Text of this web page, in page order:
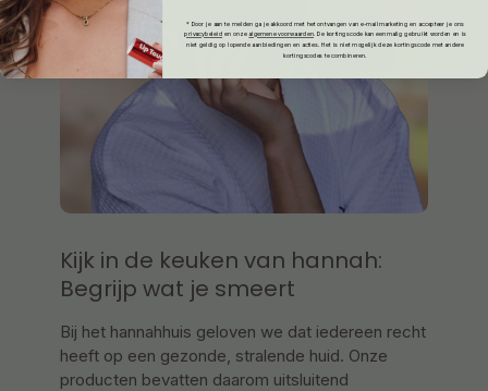
Kijk in de keuken van hannah:
Begrijp wat je smeert
Bij het hannahhuis geloven we dat iedereen recht
heeft op een gezonde, stralende huid. Onze
producten bevatten daarom uitsluitend
* Door je aan te melden ga je akkoord met het ontvangen van e-mailmarketing en accepteer je ons
privacybeleid en onze algemene voorwaarden .De kortingscode kan eenmalig gebruikt worden en is
niet geldig op lopende aanbiedingen en acties. Het is niet mogelijk deze kortingscode met andere
kortingscodes te combineren.